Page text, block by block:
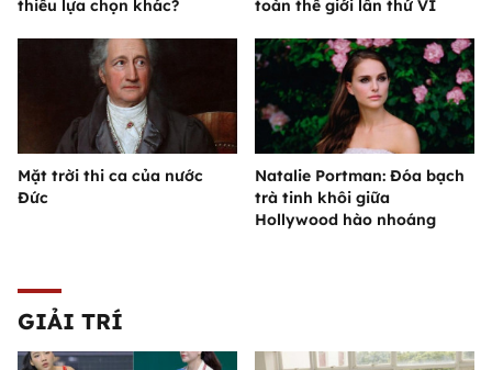
thiếu lựa chọn khác? toàn thế giới lần thứ VI
Mặt trời thi ca của nước
Đức
Natalie Portman: Đóa bạch
trà tinh khôi giữa
Hollywood hào nhoáng
GIẢI TRÍ